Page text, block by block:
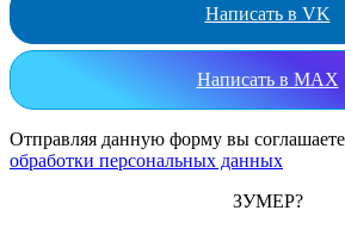
Написать в VK
Написать в MAX
Отправляя данную форму вы
обработки персональных данных
ЗУМЕР?